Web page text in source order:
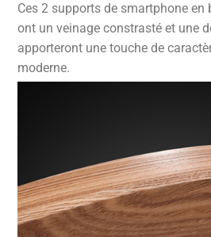
Ces 2 supports de smartphone en
ont un veinage constrasté et une
apporteront une touche de
moderne.